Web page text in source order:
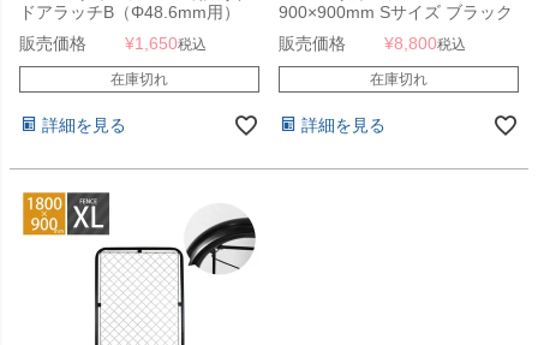
ドアラッチB（Φ48.6mm用）
ブラック 」
販売価格 ¥1,650税込
在庫切れ
詳細を見る
900×900mm Sサイズ ブラック
販売価格 ¥8,800税込
在庫切れ
詳細を見る